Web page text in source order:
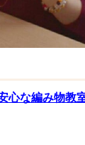
心な編み物教